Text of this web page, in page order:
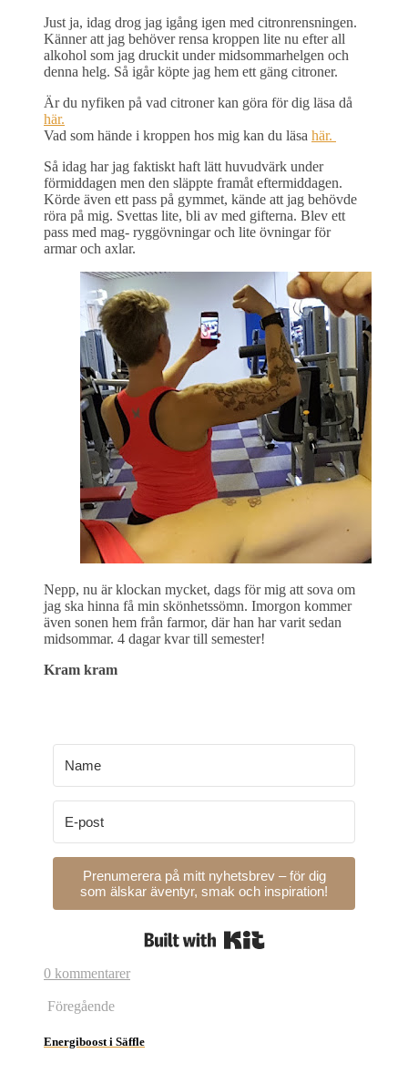
Just ja, idag drog jag igång igen med citronrensningen.
Känner att jag behöver rensa kroppen lite nu efter all
alkohol som jag druckit under midsommarhelgen och
denna helg. Så igår köpte jag hem ett gäng citroner.
Är du nyfiken på vad citroner kan göra för dig läsa då
här.
Vad som hände i kroppen hos mig kan du läsa här.
Så idag har jag faktiskt haft lätt huvudvärk under
förmiddagen men den släppte framåt eftermiddagen.
Körde även ett pass på gymmet, kände att jag behövde
röra på mig. Svettas lite, bli av med gifterna. Blev ett
pass med mag- ryggövningar och lite övningar för
armar och axlar.
Nepp, nu är klockan mycket, dags för mig att sova om
jag ska hinna få min skönhetssömn. Imorgon kommer
även sonen hem från farmor, där han har varit sedan
midsommar. 4 dagar kvar till semester!
Kram kram
Prenumerera på mitt nyhetsbrev – för dig
som älskar äventyr, smak och inspiration!
0 kommentarer
Föregående
Energiboost i Säffle